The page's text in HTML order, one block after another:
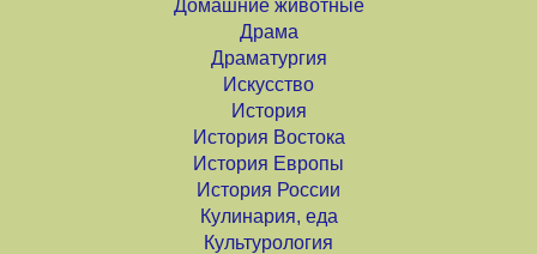
Домашние животные
Драма
Драматургия
Искусство
История
История Востока
История Европы
История России
Кулинария, еда
Культурология